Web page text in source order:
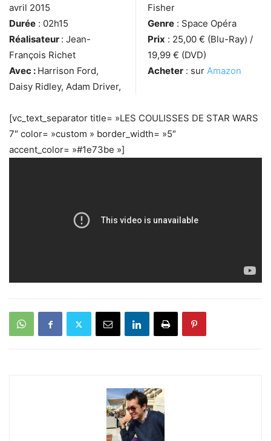
avril 2015
Durée : 02h15
Réalisateur : Jean-
François Richet
Avec : Harrison Ford,
Daisy Ridley, Adam Driver,
Fisher
Genre : Space Opéra
Prix : 25,00 € (Blu-Ray) /
19,99 € (DVD)
Acheter : sur Amazon
[vc_text_separator title= »LES COULISSES DE STAR WARS
7″ color= »custom » border_width= »5″
accent_color= »#1e73be »]